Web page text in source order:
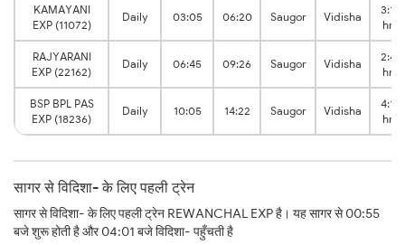
KAMAYANI
EXP (11072)
Daily 03:05 06:20 Saugor Vidisha
3:15
hrs
RAJYARANI
EXP (22162)
Daily 06:45 09:26 Saugor Vidisha
2:41
hrs
BSP BPL PAS
EXP (18236)
Daily 10:05 14:22 Saugor Vidisha
4:17
hrs
सागर से विदिशा- के लिए पहली ट्रेन
सागर से विदिशा- के लिए पहली ट्रेन REWANCHAL EXP है। यह सागर से 00:55
बजे शुरू होती है और 04:01 बजे विदिशा- पहुँचती है